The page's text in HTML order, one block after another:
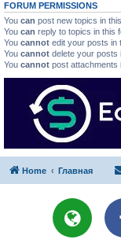
FORUM PERMISSIONS
You can post new topics in
You can reply to topics in this
You cannot edit your posts in
You cannot delete your posts
You cannot post attachments
Home Главная